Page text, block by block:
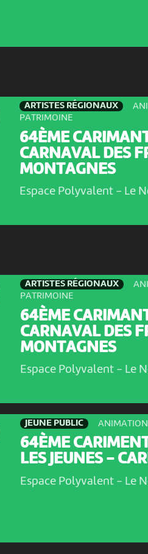
ARTISTES RÉGIONAUX
PATRIMOINE
64ÈME
CARNAVAL DES
MONTAGNES
Espace Polyvalent - Le
ARTISTES RÉGIONAUX
PATRIMOINE
64ÈME
CARNAVAL DES
MONTAGNES
Espace Polyvalent - Le
JEUNE PUBLIC
64ÈME
LES JEUNES -
Espace Polyvalent - Le